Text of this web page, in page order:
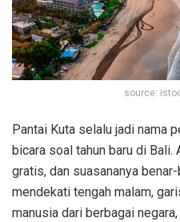
source:
Pantai Kuta selalu jadi nama
bicara soal tahun baru di Bali.
gratis, dan suasananya benar-
mendekati tengah malam,
manusia dari berbagai